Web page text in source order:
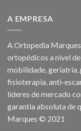
A EMPRESA
A Ortopedia
ortopédicos a nível
mobilidade,
fisioterapia, anti-
líderes de mercado
garantia absoluta de
Marques © 2021